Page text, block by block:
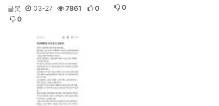
글봇 03-27 7861
0
0
0